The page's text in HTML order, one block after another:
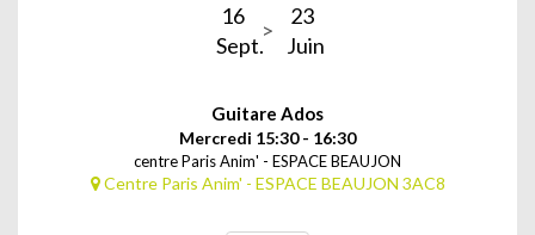
16
Sept.
23
Juin
Guitare Ados
Mercredi 15:30 - 16:30
centre Paris Anim' - ESPACE BEAUJON
Centre Paris Anim' - ESPACE BEAUJON 3AC8